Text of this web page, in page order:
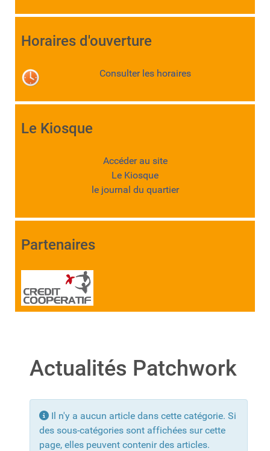
Horaires d'ouverture
Consulter les horaires
Le Kiosque
Accéder au site
Le Kiosque
le journal du quartier
Partenaires
Actualités Patchwork
Info
Il n'y a aucun article dans cette catégorie. Si
des sous-catégories sont affichées sur cette
page, elles peuvent contenir des articles.